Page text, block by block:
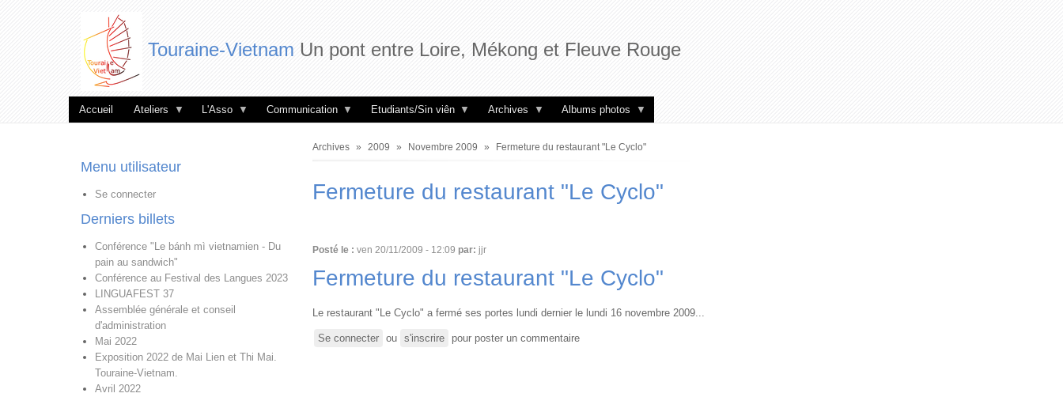
Touraine-Vietnam Un pont entre Loire, Mékong et Fleuve Rouge
Accueil Ateliers L'Asso Communication Etudiants/Sin viên Archives Albums photos
Menu utilisateur
Se connecter
Derniers billets
Conférence "Le bánh mì vietnamien - Du
pain au sandwich"
Conférence au Festival des Langues 2023
LINGUAFEST 37
Assemblée générale et conseil
d'administration
Mai 2022
Exposition 2022 de Mai Lien et Thi Mai.
Touraine-Vietnam.
Avril 2022
Fil
Archives 2009 Novembre 2009 Fermeture du restaurant "Le Cyclo"
Fermeture du restaurant "Le Cyclo"
Posté le : ven 20/11/2009 - 12:09 par: jjr
Fermeture du restaurant "Le Cyclo"
Le restaurant "Le Cyclo" a fermé ses portes lundi dernier le lundi 16 novembre 2009...
Se connecter ou s'inscrire pour poster un commentaire